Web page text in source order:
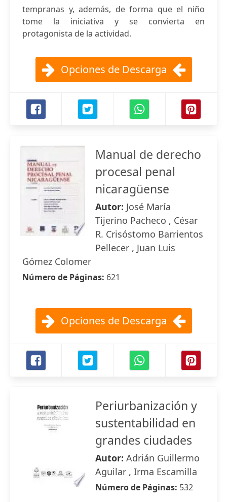
tempranas y, además, de forma que el niño
tome la iniciativa y se convierta en
protagonista de la actividad.
Opciones de Descarga
Manual de derecho
procesal penal
nicaragüense
Autor: José María
Tijerino Pacheco , César
R. Crisóstomo Barrientos
Pellecer , Juan Luis
Gómez Colomer
Número de Páginas: 621
Opciones de Descarga
Periurbanización y
sustentabilidad en
grandes ciudades
Autor: Adrián Guillermo
Aguilar , Irma Escamilla
Número de Páginas: 532